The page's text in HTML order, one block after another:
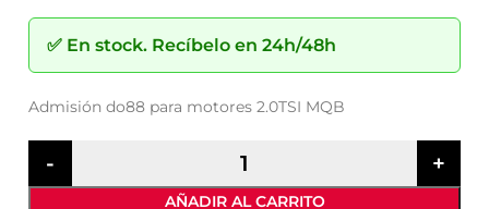
✅ En stock. Recíbelo en 24h/48h
Admisión do88 para motores 2.0TSI MQB
AÑADIR AL CARRITO